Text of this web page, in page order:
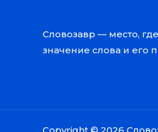
Словозавр — место,
значение слова и его